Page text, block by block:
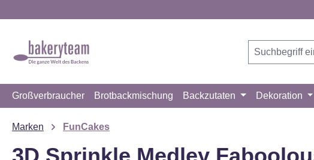
Großverbraucher Brotbackmischung Backzutaten Dekoration
Marken FunCakes